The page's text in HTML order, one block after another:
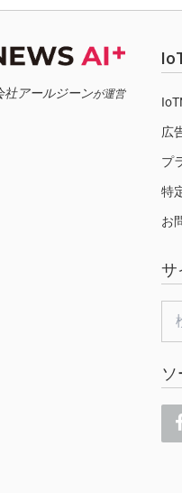
社アールジーンが運営
広
プ
特
お
サ